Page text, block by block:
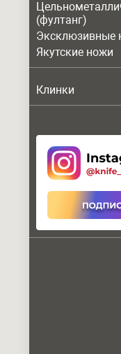
(фултанг)
Эксклюзивные
Якутские ножи
Клинки